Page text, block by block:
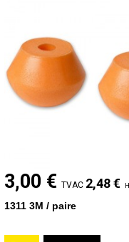
3,00 € TVAC 2,48 €
1311 3M / paire